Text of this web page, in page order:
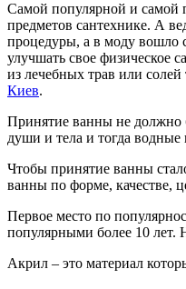
Самой популярной и самой
предметов сантехнике. А
процедуры, а в моду вошло
улучшать свое физическое
из лечебных трав или
Киев.
Принятие ванны не должно
души и тела и тогда
Чтобы принятие ванны
ванны по форме, качестве,
Первое место по
популярными более 10 лет.
Акрил – это материал